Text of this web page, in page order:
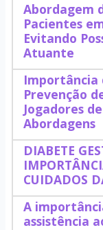
Abordagem
Pacientes
Evitando
Atuante
Importância
Prevenção
Jogadores
Abordagens
DIABETE
CUIDADOS
A
assistência